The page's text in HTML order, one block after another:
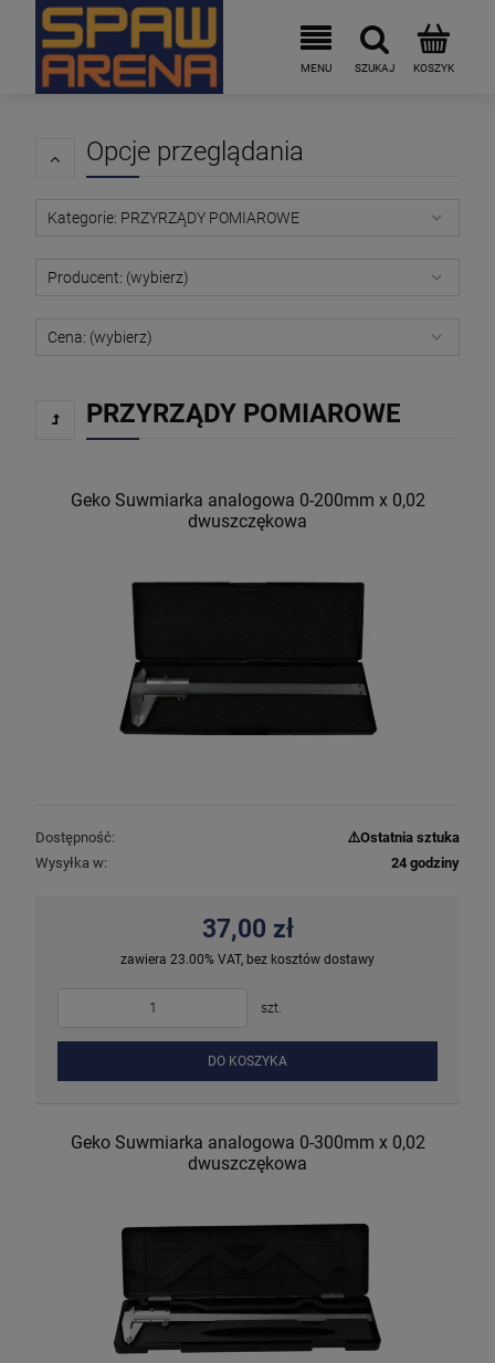
Opcje przeglądania
Kategorie: PRZYRZĄDY POMIAROWE
Producent: (wybierz)
Cena: (wybierz)
PRZYRZĄDY POMIAROWE
Geko Suwmiarka analogowa 0-200mm x 0,02
dwuszczękowa
Dostępność:
⚠️Ostatnia sztuka
Wysyłka w:
24 godziny
37,00 zł
zawiera 23.00% VAT, bez kosztów dostawy
szt.
DO KOSZYKA
Geko Suwmiarka analogowa 0-300mm x 0,02
dwuszczękowa